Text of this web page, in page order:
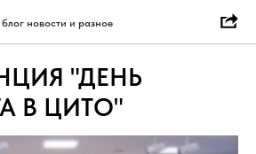
блог новости и разное
"ДЕНЬ
В ЦИТО"